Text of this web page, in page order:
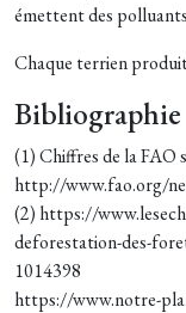
émettent des
Chaque terrien
Bibliographie
(1) Chiffres de la FAO
http://www.fao.org/
(2) https://
deforestation-des-
1014398
https://www.notre-